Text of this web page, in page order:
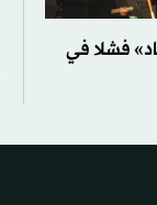
فشلا في